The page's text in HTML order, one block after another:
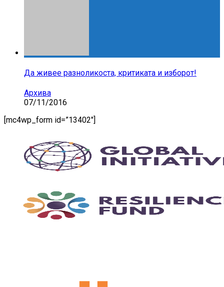
Да живее разноликоста, критиката и изборот!
Архива
07/11/2016
[mc4wp_form id=”13402″]